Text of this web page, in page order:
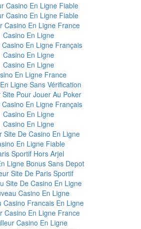
Casino En Ligne Fiable
Casino En Ligne Fiable
Casino En Ligne France
Casino En Ligne
Casino En Ligne Français
Casino En Ligne
Casino En Ligne
En Ligne France
Ligne Sans Vérification
Site Pour Jouer Au Poker
Casino En Ligne Français
Casino En Ligne
Casino En Ligne
Site De Casino En Ligne
En Ligne Fiable
Sportif Hors Arjel
Ligne Bonus Sans Depot
Site De Paris Sportif
Site De Casino En Ligne
Casino En Ligne
Casino Francais En Ligne
Casino En Ligne France
Casino En Ligne